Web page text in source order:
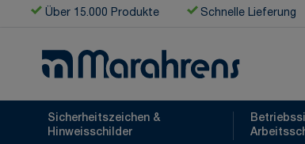
Zum Inhalt springen
Über 15.000 Produkte Schnelle Lieferung
Sicherheitszeichen &
Hinweisschilder